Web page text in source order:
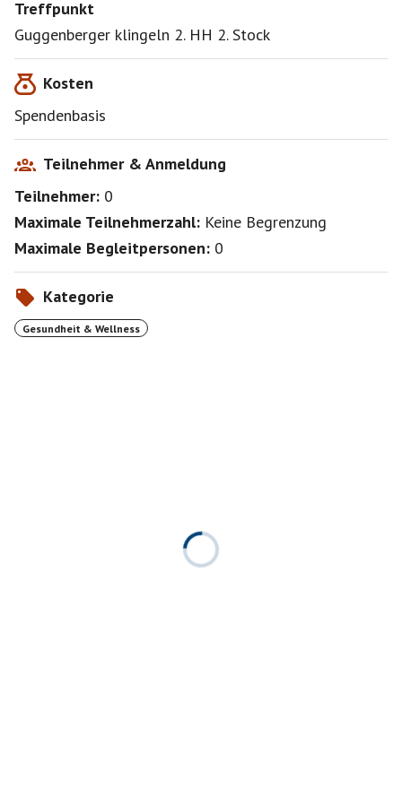
Treffpunkt
Guggenberger klingeln 2. HH 2. Stock
Kosten
Spendenbasis
Teilnehmer & Anmeldung
Teilnehmer: 0
Maximale Teilnehmerzahl: Keine Begrenzung
Maximale Begleitpersonen: 0
Kategorie
Gesundheit & Wellness